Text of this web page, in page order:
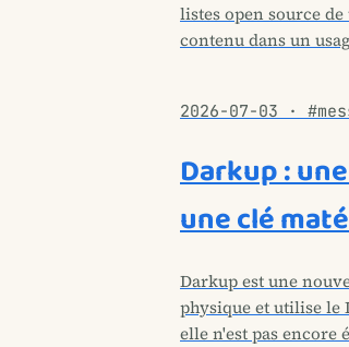
listes open source
contenu dans un
2026-07-03 ·
Darkup :
une clé
Darkup est une
physique et utilise le
elle n'est pas encore